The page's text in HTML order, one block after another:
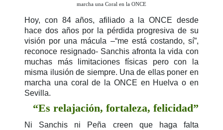
marcha una Coral en la ONCE
Hoy, con 84 años, afiliado a la ONCE desde
hace dos años por la pérdida progresiva de su
visión por una mácula –“me está costando, sí”,
reconoce resignado- Sanchis afronta la vida con
muchas más limitaciones físicas pero con la
misma ilusión de siempre. Una de ellas poner en
marcha una coral de la ONCE en Huelva o en
Sevilla.
“Es relajación, fortaleza, felicidad”
Ni Sanchis ni Peña creen que haga falta